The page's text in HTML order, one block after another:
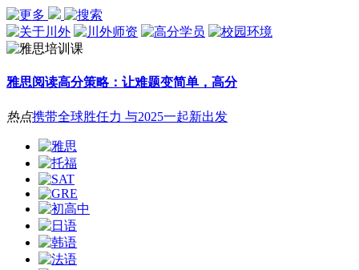
雅思阅读高分策略：让难题变简单，高分
热点携带全球胜任力 与2025一起新出发